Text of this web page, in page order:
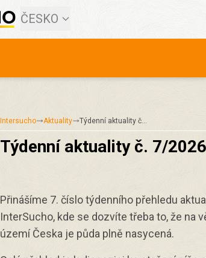
ČESKO
Intersucho Aktuality Týdenní aktuality č…
Týdenní aktuality č. 7/2026
Přinášíme 7. číslo týdenního přehledu
InterSucho, kde se dozvíte třeba to, že na
území Česka je půda plně nasycená.